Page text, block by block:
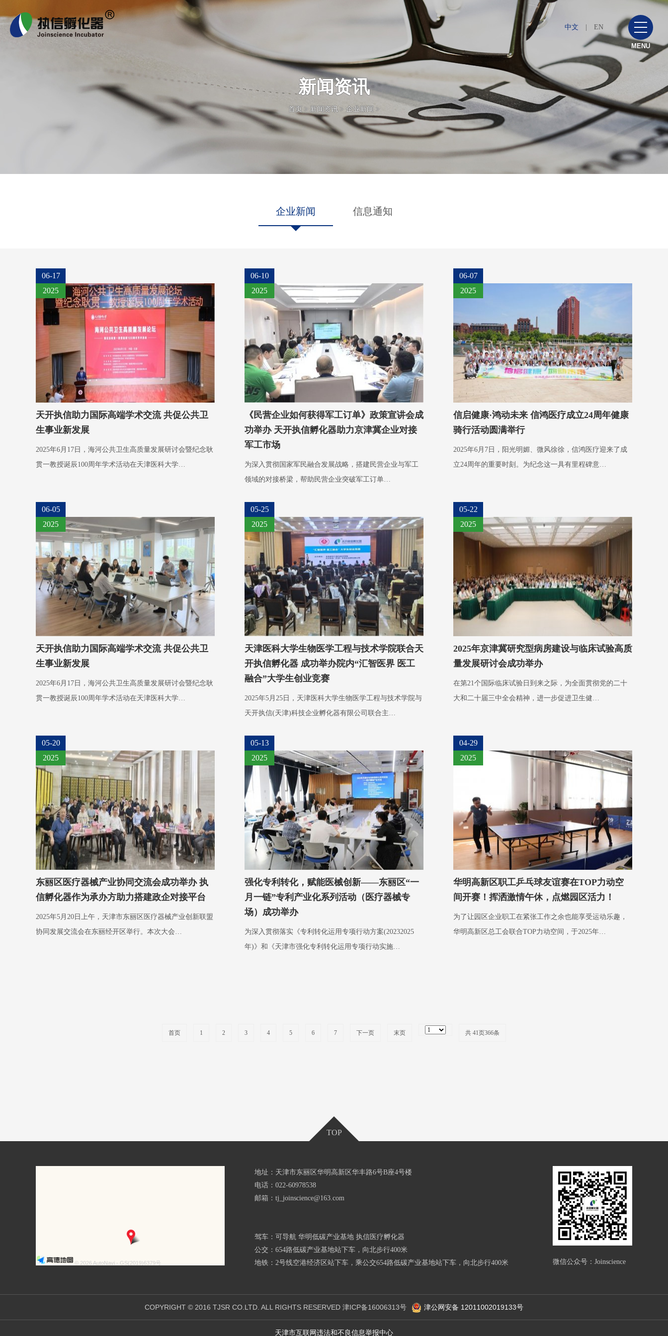
MENU
中文 EN
新闻资讯
首页 > 新闻资讯> 企业新闻 >
企业新闻 信息通知
06-17
2025
天开执信助力国际高端学术交流 共促公共卫
生事业新发展
2025年6月17日，海河公共卫生高质量发展研讨会暨纪念耿
贯一教授诞辰100周年学术活动在天津医科大学…
06-10
2025
《民营企业如何获得军工订单》政策宣讲会成
功举办 天开执信孵化器助力京津冀企业对接
军工市场
为深入贯彻国家军民融合发展战略，搭建民营企业与军工
领域的对接桥梁，帮助民营企业突破军工订单…
06-07
2025
信启健康·鸿动未来 信鸿医疗成立24周年健康
骑行活动圆满举行
2025年6月7日，阳光明媚、微风徐徐，信鸿医疗迎来了成
立24周年的重要时刻。为纪念这一具有里程碑意…
06-05
2025
天开执信助力国际高端学术交流 共促公共卫
生事业新发展
2025年6月17日，海河公共卫生高质量发展研讨会暨纪念耿
贯一教授诞辰100周年学术活动在天津医科大学…
05-25
2025
天津医科大学生物医学工程与技术学院联合天
开执信孵化器 成功举办院内“汇智医界 医工
融合”大学生创业竞赛
2025年5月25日，天津医科大学生物医学工程与技术学院与
天开执信(天津)科技企业孵化器有限公司联合主…
05-22
2025
2025年京津冀研究型病房建设与临床试验高质
量发展研讨会成功举办
在第21个国际临床试验日到来之际，为全面贯彻党的二十
大和二十届三中全会精神，进一步促进卫生健…
05-20
2025
东丽区医疗器械产业协同交流会成功举办 执
信孵化器作为承办方助力搭建政企对接平台
2025年5月20日上午，天津市东丽区医疗器械产业创新联盟
协同发展交流会在东丽经开区举行。本次大会…
05-13
2025
强化专利转化，赋能医械创新——东丽区“一
月一链”专利产业化系列活动（医疗器械专
场）成功举办
为深入贯彻落实《专利转化运用专项行动方案(20232025
年)》和《天津市强化专利转化运用专项行动实施…
04-29
2025
华明高新区职工乒乓球友谊赛在TOP力动空
间开赛！挥洒激情午休，点燃园区活力！
为了让园区企业职工在紧张工作之余也能享受运动乐趣，
华明高新区总工会联合TOP力动空间，于2025年…
首页 1 2 3 4 5 6 7 下一页 末页 共 41页366条
TOP
© 2026 AutoNavi - GS(2019)6379号
地址：天津市东丽区华明高新区华丰路6号B座4号楼
电话：022-60978538
邮箱：tj_joinscience@163.com
驾车：可导航 华明低碳产业基地 执信医疗孵化器
公交：654路低碳产业基地站下车，向北步行400米
地铁：2号线空港经济区站下车，乘公交654路低碳产业基地站下车，向北步行400米
微信公众号：Joinscience
COPYRIGHT © 2016 TJSR CO.LTD. ALL RIGHTS RESERVED 津ICP备16006313号 津公网安备 12011002019133号
天津市互联网违法和不良信息举报中心